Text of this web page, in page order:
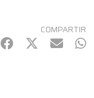
COMPARTIR
Facebook
Twitter
mail